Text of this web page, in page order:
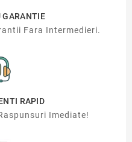
GARANTIE
Fara Intermedieri.
RAPID
Imediate!